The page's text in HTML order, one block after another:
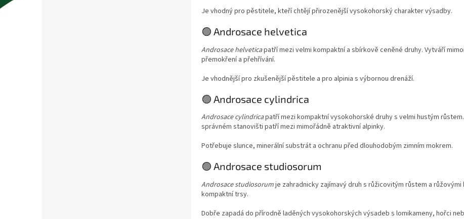
Je vhodný pro pěstitele, kteří chtějí přirozenější vysokohorský charakter výsadby.
🟢 Androsace helvetica
Androsace helveticapatří mezi velmi kompaktní a sbírkově ceněné druhy. Vytváří
přemokření a přehřívání.
Je vhodnější pro zkušenější pěstitele a pro alpinia s výbornou drenáží.
🟢 Androsace cylindrica
Androsace cylindricapatří mezi kompaktní vysokohorské druhy s velmi hustým
správném stanovišti patří mezi mimořádně atraktivní alpinky.
Potřebuje slunce, minerální substrát a ochranu před dlouhodobým zimním mokrem.
🟢 Androsace studiosorum
Androsace studiosorumje zahradnicky zajímavý druh s růžicovitým růstem a
kompaktní trsy.
Dobře zapadá do přírodně laděných vysokohorských výsadeb s lomikameny, hořci